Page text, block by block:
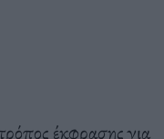
έκφρασης για